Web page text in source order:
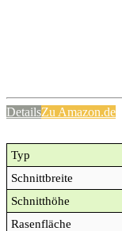
DetailsZu Amazon.de
Typ
Schnittbreite
Schnitthöhe
Rasenfläche